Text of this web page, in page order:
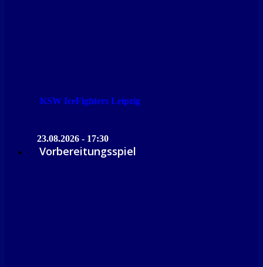
KSW IceFighters Leipzig
23.08.2026 - 17:30
Vorbereitungsspiel